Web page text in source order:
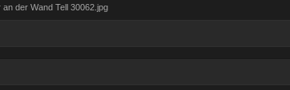
der Wand Tell 30062.jpg